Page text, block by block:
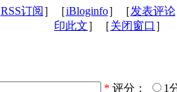
RSS订阅 ］［iBloginfo］［发表评论
印此文］［关闭窗口 ］
* 评分：
1